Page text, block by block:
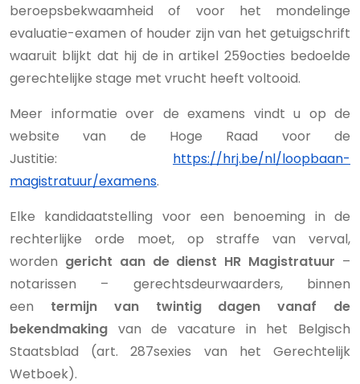
beroepsbekwaamheid of voor het mondelinge
evaluatie-examen of houder zijn van het getuigschrift
waaruit blijkt dat hij de in artikel 259octies bedoelde
gerechtelijke stage met vrucht heeft voltooid.
Meer informatie over de examens vindt u op de
website van de Hoge Raad voor de
Justitie: https://hrj.be/nl/loopbaan-
magistratuur/examens.
Elke kandidaatstelling voor een benoeming in de
rechterlijke orde moet, op straffe van verval,
worden gericht aan de dienst HR Magistratuur –
notarissen – gerechtsdeurwaarders, binnen
een termijn van twintig dagen vanaf de
bekendmaking van de vacature in het Belgisch
Staatsblad (art. 287sexies van het Gerechtelijk
Wetboek).